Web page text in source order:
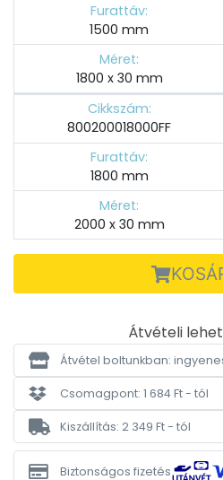
Furattáv:
1500 mm
Méret:
1800 x 30 mm
Cikkszám:
800200018000FF
Furattáv:
1800 mm
Méret:
2000 x 30 mm
Átvételi
Átvétel boltunkban:
Csomagpont: 1 684 Ft - tól
Kiszállítás: 2 349 Ft - tól
Biztonságos fizetés